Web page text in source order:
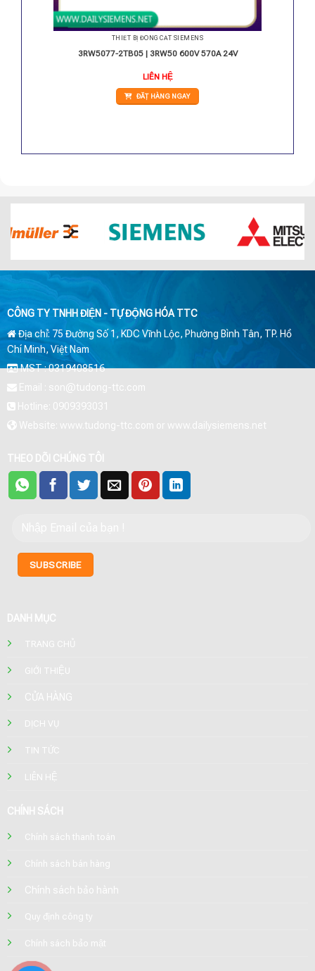
THIẾT BỊ ĐÓNG CẮT SIEMENS
3RW5077-2TB05 | 3RW50 600V 570A 24V
LIÊN HỆ
ĐẶT HÀNG NGAY
CÔNG TY TNHH ĐIỆN - TỰ ĐỘNG HÓA TTC
Địa chỉ: 75 Đường Số 1, KDC Vĩnh Lộc, Phường Bình Tân, TP. Hồ
Chí Minh, Việt Nam
MST : 0319408516
Email : son@tudong-ttc.com
Hotline: 0909393031
Website: www.tudong-ttc.com or www.dailysiemens.net
THEO DÕI CHÚNG TÔI
DANH MỤC
TRANG CHỦ
GIỚI THIỆU
CỬA HÀNG
DỊCH VỤ
TIN TỨC
LIÊN HỆ
CHÍNH SÁCH
Chính sách thanh toán
Chính sách bán hàng
Chính sách bảo hành
Quy định công ty
Chính sách bảo mật